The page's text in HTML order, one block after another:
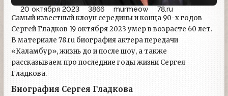
20 октября 2023 3866 murmeow 78.ru
Самый известный клоун середины и конца 90-х годов
Сергей Гладков 19 октября 2023 умер в возрасте 60 лет.
В материале 78.ru биография актера передачи
«Каламбур», жизнь до и после шоу, а также
рассказываем про последние годы жизни Сергея
Гладкова.
Биография Сергея Гладкова